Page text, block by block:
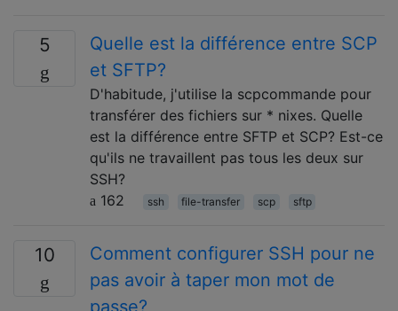
5
Quelle est la différence entre SCP
et SFTP?
D'habitude, j'utilise la scpcommande pour
transférer des fichiers sur * nixes. Quelle
est la différence entre SFTP et SCP? Est-ce
qu'ils ne travaillent pas tous les deux sur
SSH?
162
ssh file-transfer scp sftp
10
Comment configurer SSH pour ne
pas avoir à taper mon mot de
passe?